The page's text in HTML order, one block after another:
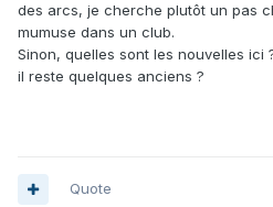
des arcs, je cherche plutôt un pas
mumuse dans un club.
Sinon, quelles sont les nouvelles ici
il reste quelques anciens ?
Quote